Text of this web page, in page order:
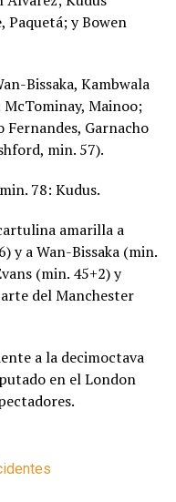
Paquetá; y Bowen
Bissaka, Kambwala
McTominay, Mainoo;
Garnacho
min. 57).
78: Kudus.
amarilla a
y a Wan-Bissaka (min.
(min. 45+2) y
del Manchester
a la decimoctava
en el London